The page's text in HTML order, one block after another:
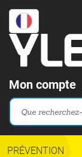
Mon compte
PRÉVENTION